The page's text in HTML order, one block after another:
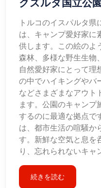
トルコのイスパルタ
は、キャンプ愛好家に
供します。この絵のよ
森林、多様な野生生物
自然愛好家にとって理
の中でハイキングやバ
などさまざまなアウト
ます。公園のキャンプ
するのに最適な拠点で
は、都市生活の喧騒か
す。新鮮な空気と息を
り、忘れられないキャ
続きを読む